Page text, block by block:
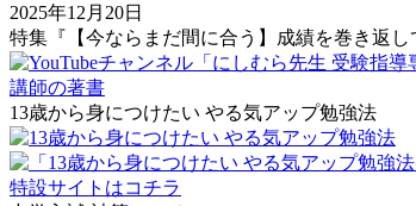
2025年12月20日
特集『【今ならまだ間に合う】成績を巻き返し
講師の著書
13歳から身につけたい やる気アップ勉強法
特設サイトはコチラ